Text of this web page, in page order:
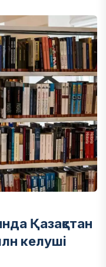
Қазақстан
келуші